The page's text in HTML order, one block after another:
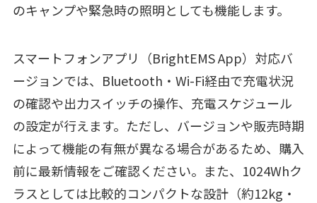
のキャンプや緊急時の照明としても機能します。
スマートフォンアプリ（BrightEMS App）対応バ
ージョンでは、Bluetooth・Wi-Fi経由で充電状況
の確認や出力スイッチの操作、充電スケジュール
の設定が行えます。ただし、バージョンや販売時期
によって機能の有無が異なる場合があるため、購入
前に最新情報をご確認ください。また、1024Whク
ラスとしては比較的コンパクトな設計（約12kg・